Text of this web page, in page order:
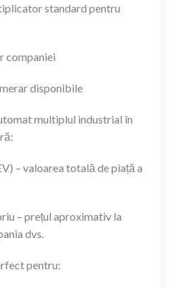
standard pentru
companiei
disponibile
multiplul industrial în
– valoarea totală de piață a
– prețul aproximativ la
dvs.
pentru: